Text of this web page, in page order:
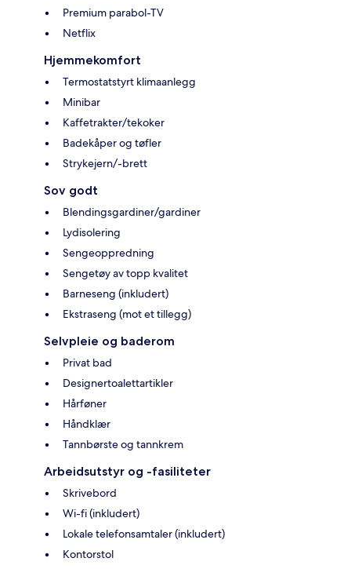
Premium parabol-TV
Netflix
Hjemmekomfort
Termostatstyrt klimaanlegg
Minibar
Kaffetrakter/tekoker
Badekåper og tøfler
Strykejern/-brett
Sov godt
Blendingsgardiner/gardiner
Lydisolering
Sengeoppredning
Sengetøy av topp kvalitet
Barneseng (inkludert)
Ekstraseng (mot et tillegg)
Selvpleie og baderom
Privat bad
Designertoalettartikler
Hårføner
Håndklær
Tannbørste og tannkrem
Arbeidsutstyr og -fasiliteter
Skrivebord
Wi-fi (inkludert)
Lokale telefonsamtaler (inkludert)
Kontorstol